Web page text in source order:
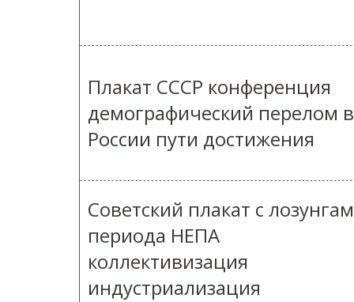
Плакат СССР конференция
демографический перелом в
России пути достижения
Советский плакат с
периода НЕПА
коллективизация
индустриализация